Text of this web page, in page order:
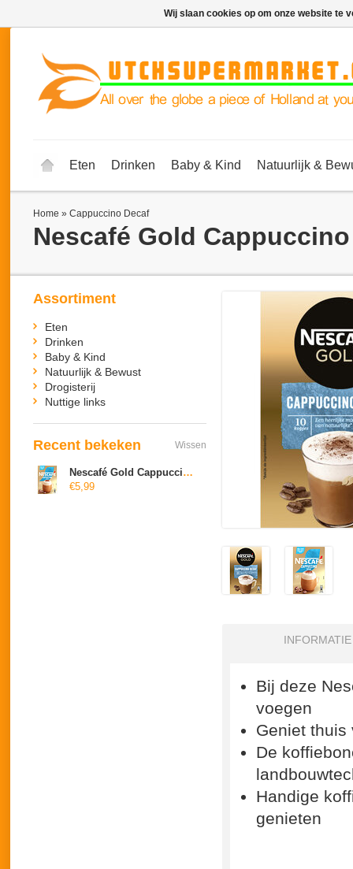
Eten Drinken Baby & Kind Natuurlijk &
Home » Cappuccino Decaf
Nescafé Gold
INFORMATIE
Bij deze
voegen
Geniet
De
Handige
genieten
Assortiment
Eten
Drinken
Baby & Kind
Natuurlijk & Bewust
Drogisterij
Nuttige links
Recent bekeken Wissen
Nescafé Gold Cappuccino Decaf
€5,99
Wij slaan cookies op om onze website te